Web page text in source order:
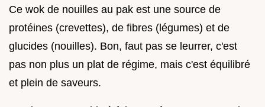
Ce wok de nouilles au pak est une source de
protéines (crevettes), de fibres (légumes) et de
glucides (nouilles). Bon, faut pas se leurrer, c'est
pas non plus un plat de régime, mais c'est équilibré
et plein de saveurs.